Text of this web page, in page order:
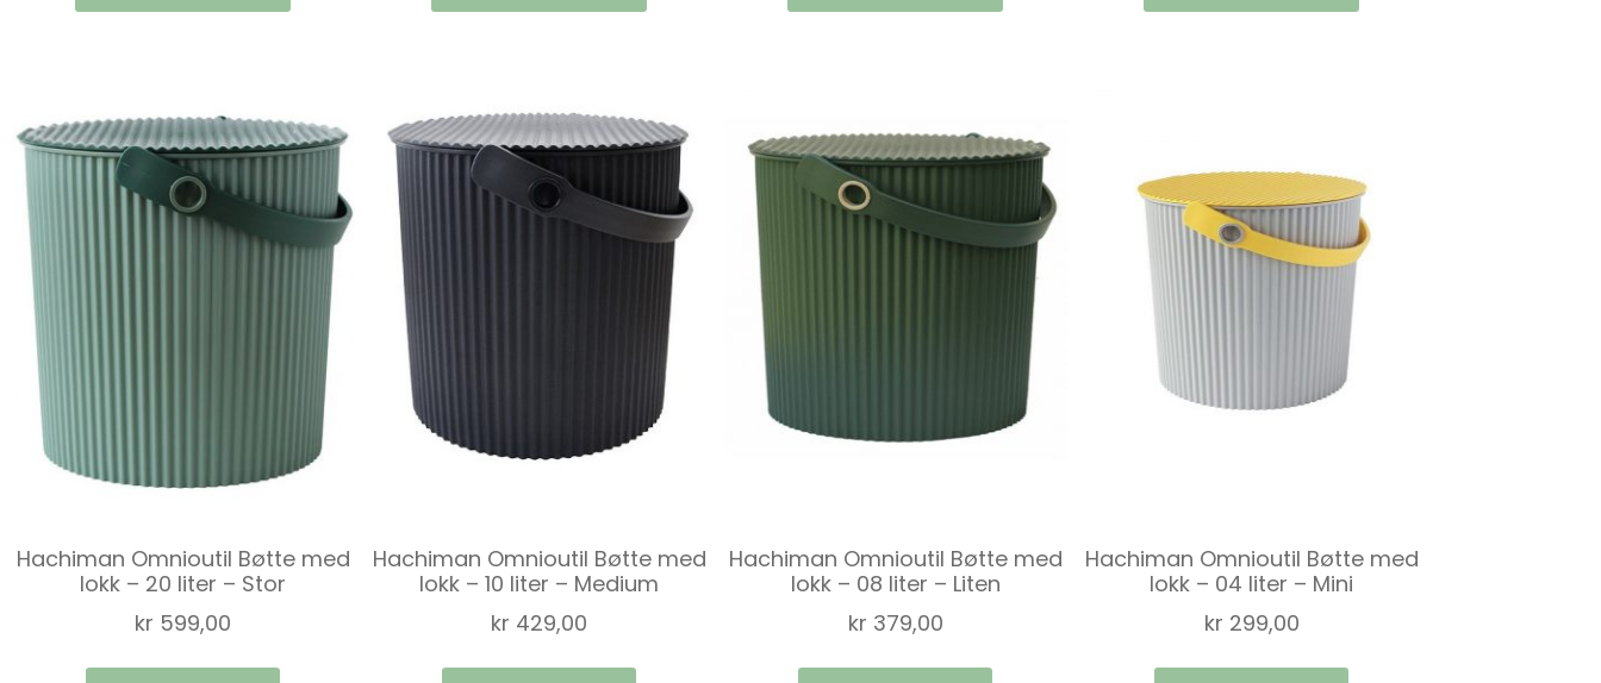
Hachiman Omnioutil Bøtte med
lokk – 20 liter – Stor
kr 599,00
Hachiman Omnioutil Bøtte med
lokk – 10 liter – Medium
kr 429,00
Hachiman Omnioutil Bøtte med
lokk – 08 liter – Liten
kr 379,00
Hachiman Omnioutil Bøtte med
lokk – 04 liter – Mini
kr 299,00